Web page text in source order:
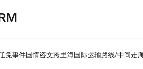
免事件国情咨文跨里海国际运输路线/中间走